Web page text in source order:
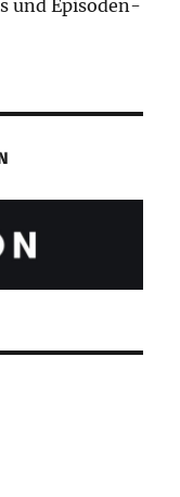
und Episoden-